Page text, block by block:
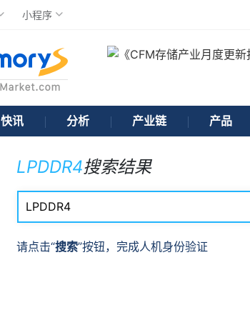
小程序
快讯 分析 产业链 产品
LPDDR4搜索结果
请点击“搜索”按钮，完成人机身份验证